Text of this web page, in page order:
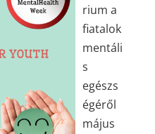
rium a
fiatalok
mentáli
s
egészs
égéről
május